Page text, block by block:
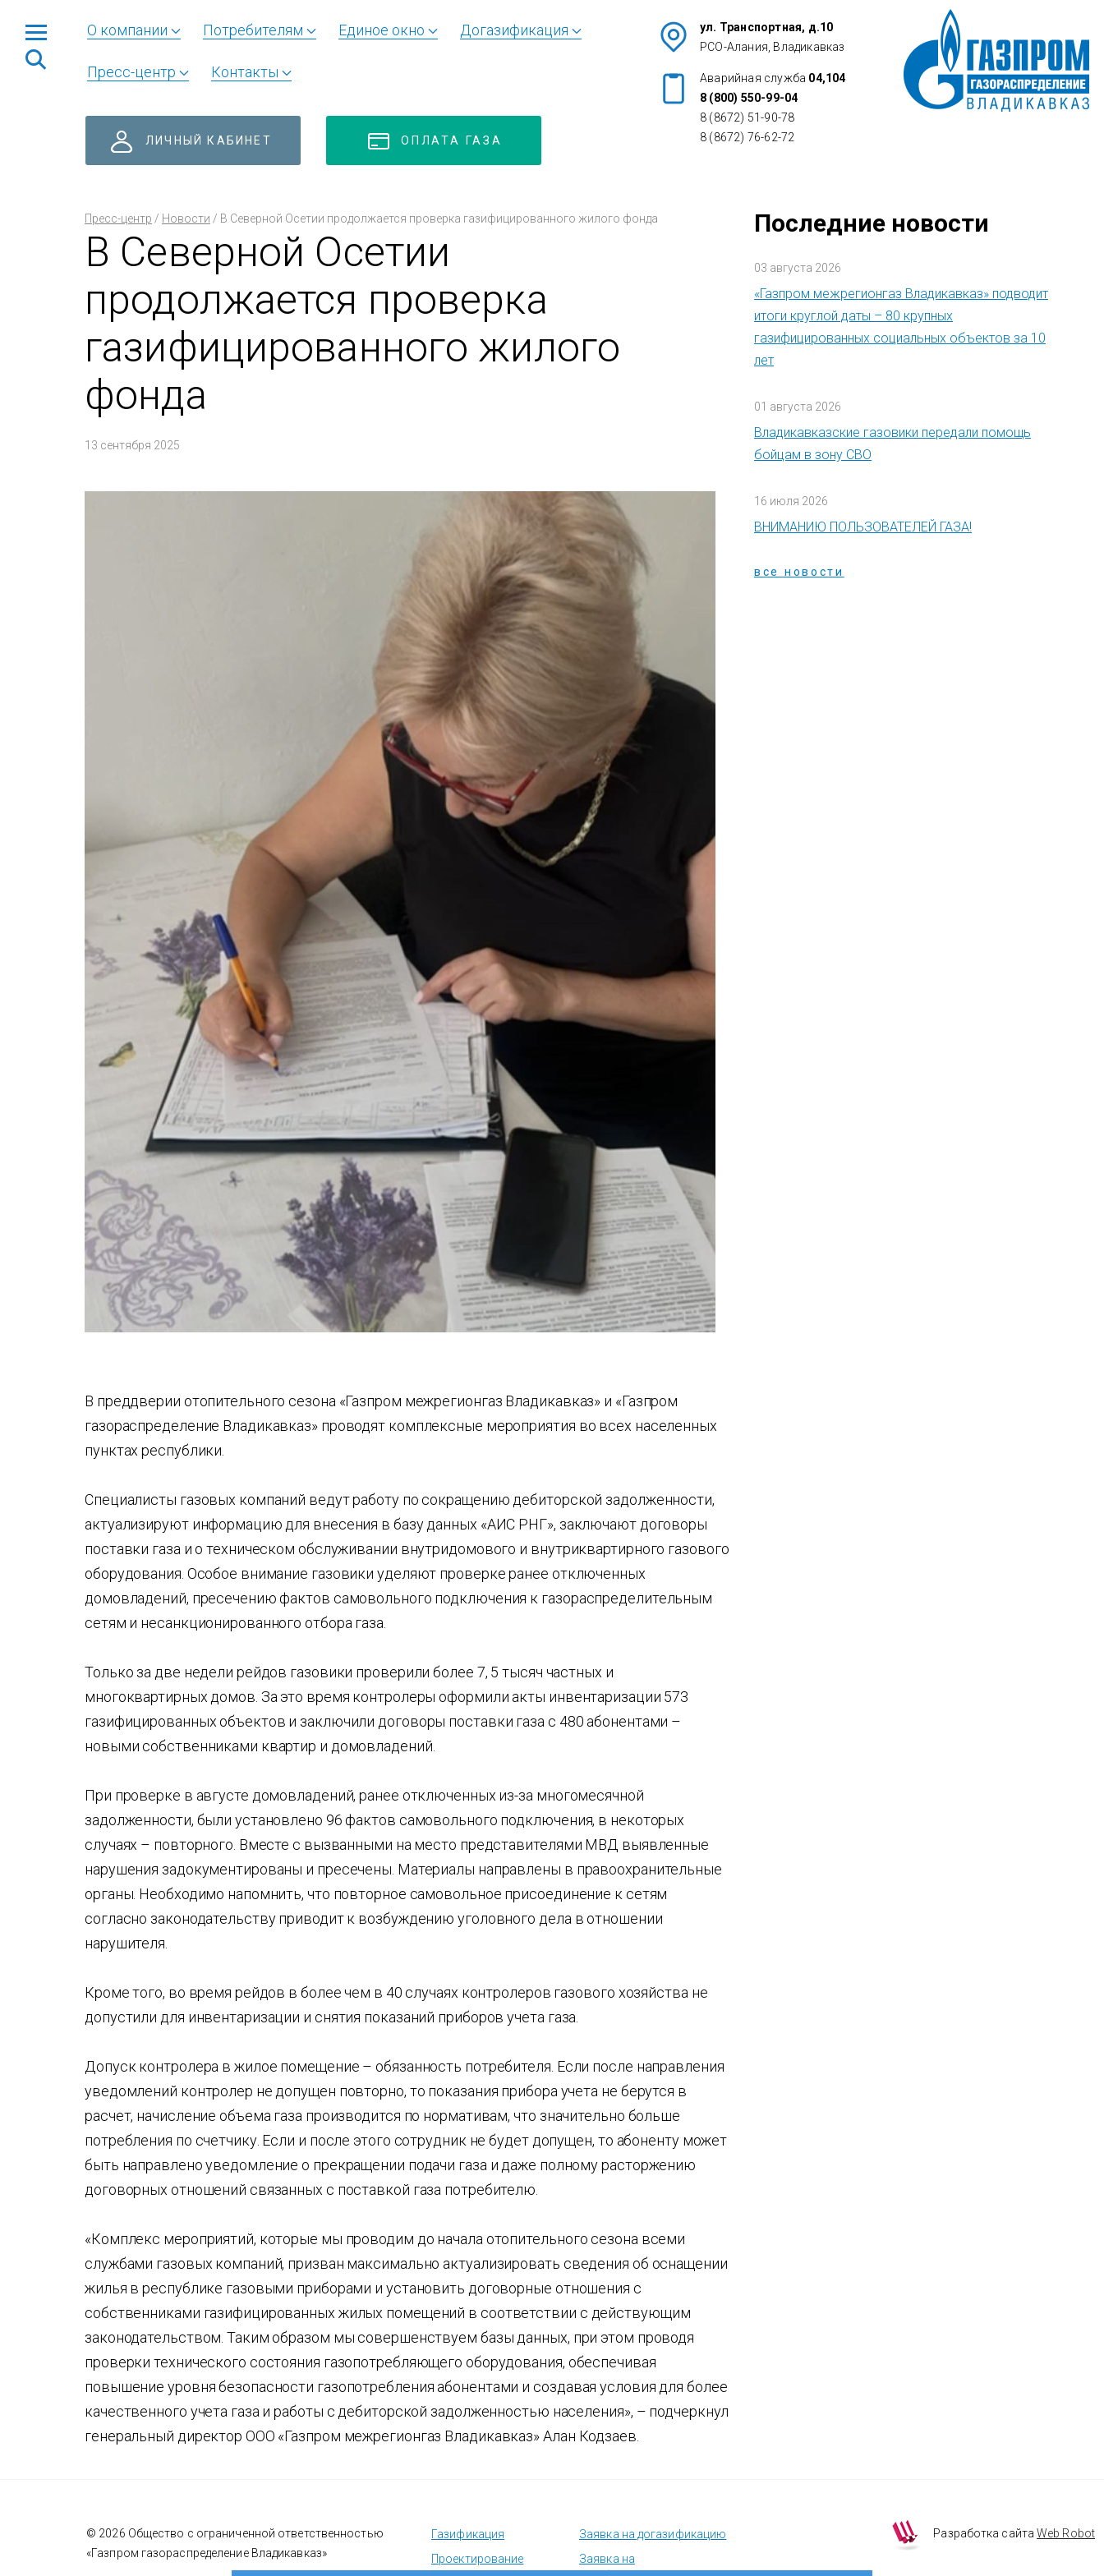
О компании Потребителям Единое окно Догазификация
Пресс-центр Контакты
ЛИЧНЫЙ КАБИНЕТ ОПЛАТА ГАЗА
ул. Транспортная, д.10
РСО-Алания, Владикавказ
Аварийная служба 04,104
8 (800) 550-99-04
8 (8672) 51-90-78
8 (8672) 76-62-72
Пресс-центр / Новости / В Северной Осетии продолжается проверка газифицированного жилого фонда
В Северной Осетии
продолжается проверка
газифицированного жилого
фонда
13 сентября 2025
В преддверии отопительного сезона «Газпром межрегионгаз Владикавказ» и «Газпром
газораспределение Владикавказ» проводят комплексные мероприятия во всех населенных
пунктах республики.
Специалисты газовых компаний ведут работу по сокращению дебиторской задолженности,
актуализируют информацию для внесения в базу данных «АИС РНГ», заключают договоры
поставки газа и о техническом обслуживании внутридомового и внутриквартирного газового
оборудования. Особое внимание газовики уделяют проверке ранее отключенных
домовладений, пресечению фактов самовольного подключения к газораспределительным
сетям и несанкционированного отбора газа.
Только за две недели рейдов газовики проверили более 7, 5 тысяч частных и
многоквартирных домов. За это время контролеры оформили акты инвентаризации 573
газифицированных объектов и заключили договоры поставки газа с 480 абонентами –
новыми собственниками квартир и домовладений.
При проверке в августе домовладений, ранее отключенных из-за многомесячной
задолженности, были установлено 96 фактов самовольного подключения, в некоторых
случаях – повторного. Вместе с вызванными на место представителями МВД выявленные
нарушения задокументированы и пресечены. Материалы направлены в правоохранительные
органы. Необходимо напомнить, что повторное самовольное присоединение к сетям
согласно законодательству приводит к возбуждению уголовного дела в отношении
нарушителя.
Кроме того, во время рейдов в более чем в 40 случаях контролеров газового хозяйства не
допустили для инвентаризации и снятия показаний приборов учета газа.
Допуск контролера в жилое помещение – обязанность потребителя. Если после направления
уведомлений контролер не допущен повторно, то показания прибора учета не берутся в
расчет, начисление объема газа производится по нормативам, что значительно больше
потребления по счетчику. Если и после этого сотрудник не будет допущен, то абоненту может
быть направлено уведомление о прекращении подачи газа и даже полному расторжению
договорных отношений связанных с поставкой газа потребителю.
«Комплекс мероприятий, которые мы проводим до начала отопительного сезона всеми
службами газовых компаний, призван максимально актуализировать сведения об оснащении
жилья в республике газовыми приборами и установить договорные отношения с
собственниками газифицированных жилых помещений в соответствии с действующим
законодательством. Таким образом мы совершенствуем базы данных, при этом проводя
проверки технического состояния газопотребляющего оборудования, обеспечивая
повышение уровня безопасности газопотребления абонентами и создавая условия для более
качественного учета газа и работы с дебиторской задолженностью населения», – подчеркнул
генеральный директор ООО «Газпром межрегионгаз Владикавказ» Алан Кодзаев.
Последние новости
03 августа 2026
«Газпром межрегионгаз Владикавказ» подводит
итоги круглой даты – 80 крупных
газифицированных социальных объектов за 10
лет
01 августа 2026
Владикавказские газовики передали помощь
бойцам в зону СВО
16 июля 2026
ВНИМАНИЮ ПОЛЬЗОВАТЕЛЕЙ ГАЗА!
все новости
© 2026 Общество с ограниченной ответственностью
«Газпром газораспределение Владикавказ»
Газификация
Проектирование
Заявка на догазификацию
Заявка на
Разработка сайтаWeb Robot